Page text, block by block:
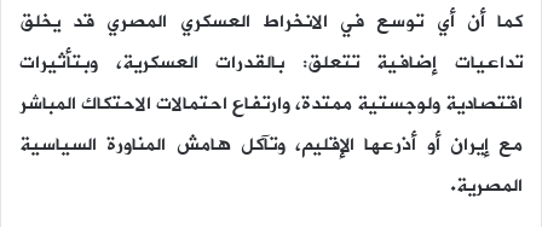
كما أن أي توسع في الانخراط العسكري المصري قد يخلق
تداعيات إضافية تتعلق: بالقدرات العسكرية، وبتأثيرات
اقتصادية ولوجستية ممتدة، وارتفاع احتمالات الاحتكاك المباشر
مع إيران أو أذرعها الإقليم، وتآكل هامش المناورة السياسية
المصرية.